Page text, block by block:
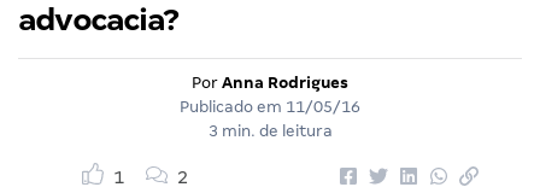
advocacia?
Por Anna Rodrigues
Publicado em 11/05/16
3 min. de leitura
1 2